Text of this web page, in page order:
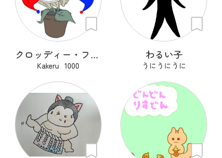
クロッディー・フロッティー
Kakeru_1000
わるい子
うにうにうに